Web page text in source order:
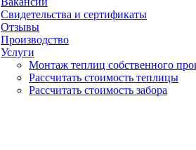
Свидетельства и сертификаты
Отзывы
Производство
Услуги
Монтаж теплиц собственного
Рассчитать стоимость теплицы
Рассчитать стоимость забора